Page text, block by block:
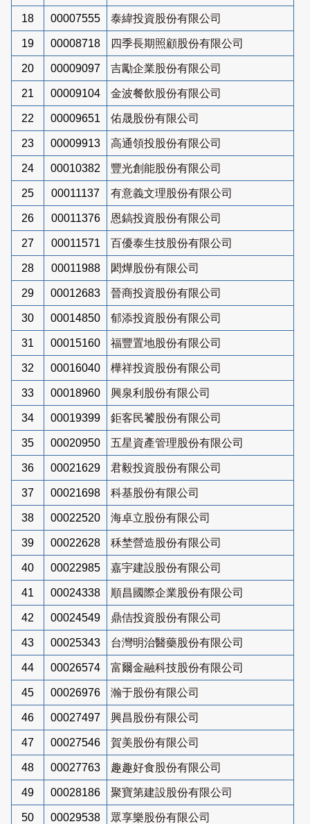
18 00007555 泰緯投資股份有限公司
19 00008718 四季長期照顧股份有限公司
20 00009097 吉勵企業股份有限公司
21 00009104 金波餐飲股份有限公司
22 00009651 佑晟股份有限公司
23 00009913 高通領投股份有限公司
24 00010382 豐光創能股份有限公司
25 00011137 有意義文理股份有限公司
26 00011376 恩鎬投資股份有限公司
27 00011571 百優泰生技股份有限公司
28 00011988 閎燁股份有限公司
29 00012683 晉商投資股份有限公司
30 00014850 郁添投資股份有限公司
31 00015160 福豐置地股份有限公司
32 00016040 樺祥投資股份有限公司
33 00018960 興泉利股份有限公司
34 00019399 鉅客民饕股份有限公司
35 00020950 五星資產管理股份有限公司
36 00021629 君毅投資股份有限公司
37 00021698 科基股份有限公司
38 00022520 海卓立股份有限公司
39 00022628 秝埜營造股份有限公司
40 00022985 嘉宇建設股份有限公司
41 00024338 順昌國際企業股份有限公司
42 00024549 鼎佶投資股份有限公司
43 00025343 台灣明治醫藥股份有限公司
44 00026574 富爾金融科技股份有限公司
45 00026976 瀚于股份有限公司
46 00027497 興昌股份有限公司
47 00027546 賀美股份有限公司
48 00027763 趣趣好食股份有限公司
49 00028186 聚寶第建設股份有限公司
50 00029538
眾享樂股份有限公司